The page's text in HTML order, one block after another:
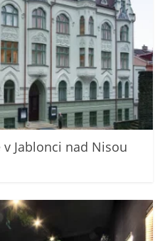
Jablonci nad Nisou